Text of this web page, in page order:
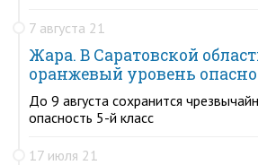
7 августа 21
Жара. В Саратовской
оранжевый уровень
До 9 августа сохранится
опасность 5-й класс
17 июля 21